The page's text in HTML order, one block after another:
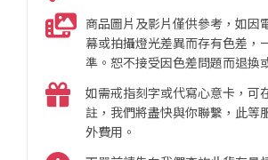
商品圖片及影片僅供參考，如因
幕或拍攝燈光差異而存有色差，
準。恕不接受因色差問題而退換
如需戒指刻字或代寫心意卡，可
註，我們將盡快與你聯繫，此等
外費用。